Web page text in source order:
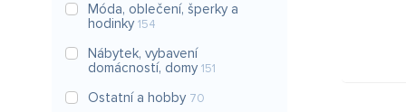
Móda, oblečení, šperky a
hodinky 154
Nábytek, vybavení
domácností, domy 151
Ostatní a hobby 70